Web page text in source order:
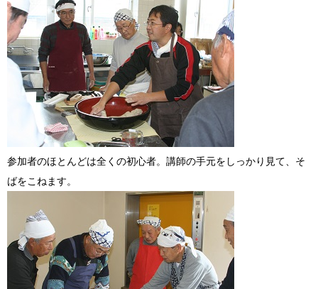
参加者のほとんどは全くの初心者。講師の手元をしっかり見て、そ
ばをこねます。